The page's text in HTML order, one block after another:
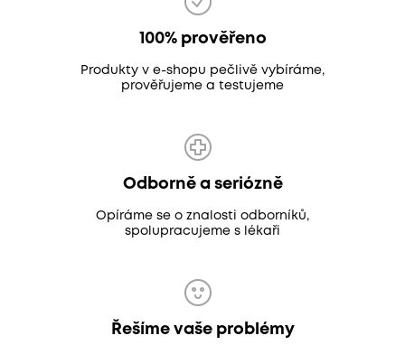
100% prověřeno
Produkty v e-shopu pečlivě vybíráme,
prověřujeme a testujeme
Odborně a seriózně
Opíráme se o znalosti odborníků,
spolupracujeme s lékaři
Řešíme vaše problémy